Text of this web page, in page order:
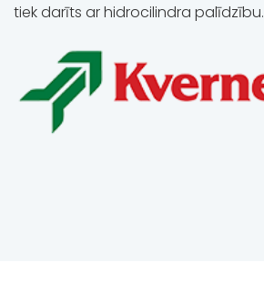
tiek darīts ar hidrocilindra palīdzību.